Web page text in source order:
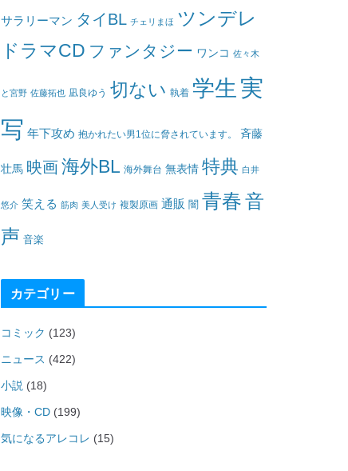
サラリーマン タイBL チェリまほ ツンデレ
ドラマCD ファンタジー ワンコ 佐々木
と宮野 佐藤拓也 凪良ゆう 切ない 執着 学生 実
写 年下攻め 抱かれたい男1位に脅されています。 斉藤
壮馬 映画海外BL 海外舞台 無表情 特典 白井
悠介 笑える 筋肉 美人受け 複製原画 通販 闇 青春音
声 音楽
カテゴリー
コミック (123)
ニュース (422)
小説 (18)
映像・CD (199)
気になるアレコレ (15)